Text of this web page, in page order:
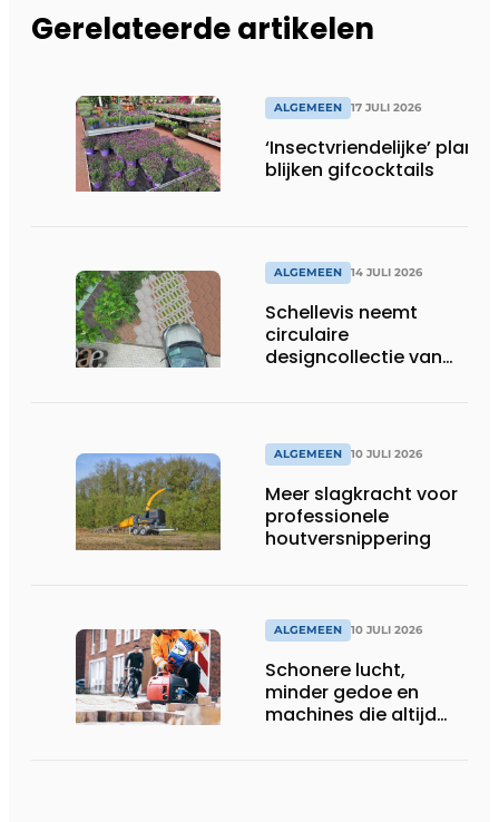
Gerelateerde artikelen
ALGEMEEN 17 JULI 2026
‘Insectvriendelijke’
blijken gifcocktails
ALGEMEEN 14 JULI 2026
Schellevis neemt
circulaire
designcollectie van
ALGEMEEN 10 JULI 2026
Meer slagkracht voor
professionele
houtversnippering
ALGEMEEN 10 JULI 2026
Schonere lucht,
minder gedoe en
machines die altijd